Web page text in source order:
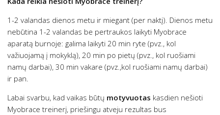
1-2 valandas dienos metu ir miegant (per naktį). Dienos metu
nebūtina 1-2 valandas be pertraukos laikyti Myobrace
aparatą burnoje: galima laikyti 20 min ryte (pvz., kol
važiuojamą į mokyklą), 20 min po pietų (pvz., kol ruošiami
namų darbai), 30 min vakare (pvz.,kol ruošiami namų darbai)
ir pan.
Labai svarbu, kad vaikas būtų motyvuotas kasdien nešioti
Myobrace treinerį, priešingu atveju rezultas bus